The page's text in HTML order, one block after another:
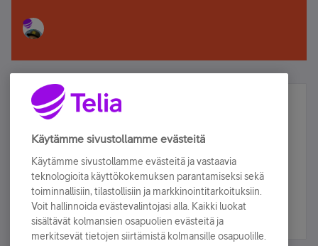
Älä jää paitsi – osallistu ja voita!
Tilaa Telian uutiskirje ja olet mukana arvonnassa.
sähköpostiisi.
Tilaa nyt
Käytämme sivustollamme evästeitä
Käytämme sivustollamme evästeitä ja vastaavia
teknologioita käyttökokemuksen parantamiseksi sekä
toiminnallisiin, tilastollisiin ja markkinointitarkoituksiin.
Voit hallinnoida evästevalintojasi alla. Kaikki luokat
sisältävät kolmansien osapuolien evästeitä ja
merkitsevät tietojen siirtämistä kolmansille osapuolille.